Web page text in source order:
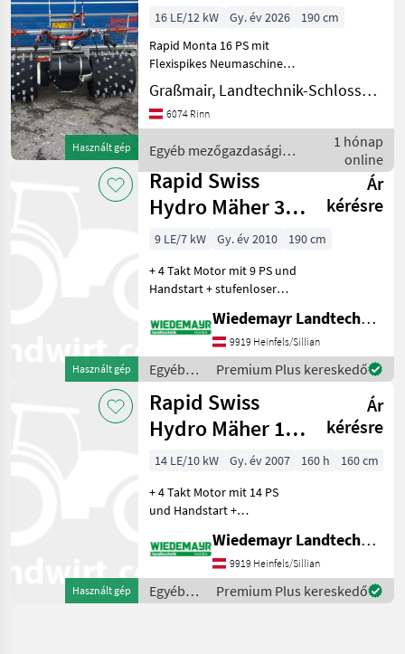
Használt gép
16 LE/12 kW Gy. év 2026
190 cm
Rapid Monta 16 PS mit
Flexispikes Neumaschine
Optional mit
Freischnittbalken 1, 90 m
oder 2, 20 m Optional
Doppelmesserbalken 2, 07
m oder 2, 40 m Optional
Graßmair, Landtechnik-Schlosserei GmbH
6074 Rinn
Egyéb mezőgazdasági
erőgépek / Rapid
1 hónap
online
Használt gép
Rapid Swiss
Hydro Mäher 3-
reihig RS
Ár
kérésre
9 LE/7 kW Gy. év 2010
190 cm
+ 4 Takt Motor mit 9 PS und
Handstart + stufenloser
und hinten + Holmlenkung
für leichtes Lenken des
Mähers + Achsfreischaltung
+ Stachelw
Wiedemayr Landtechnik GmbH
9919 Heinfels/Sillian
Egyéb
mezőgazdasági
erőgépek
/ Rapid
Premium Plus kereskedő
Használt gép
Rapid Swiss
Hydro Mäher 14
PS 4-reihig RS
Ár
kérésre
14 LE/10 kW Gy. év 2007 160 h
160 cm
+ 4 Takt Motor mit 14 PS
und Handstart +
nach vorne und hinten +
Holmlenkung für leichtes
Lenken des Mähers +
Achsfreischaltung + Stachel
Wiedemayr Landtechnik GmbH
9919 Heinfels/Sillian
Egyéb
mezőgazdasági
Premium Plus kereskedő